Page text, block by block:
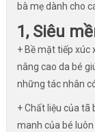
bà mẹ dành cho
1, Siêu
+ Bề mặt tiếp xúc
nâng cao da bé
những tác nhân
+ Chất liệu của tã
manh của bé